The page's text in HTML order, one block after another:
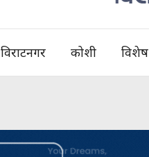
विराटनगर कोशी विशेष